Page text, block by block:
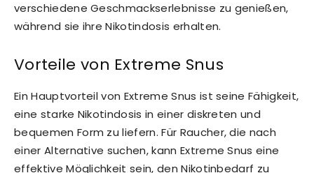
verschiedene Geschmackserlebnisse zu genießen,
während sie ihre Nikotindosis erhalten.
Vorteile von Extreme Snus
Ein Hauptvorteil von Extreme Snus ist seine Fähigkeit,
eine starke Nikotindosis in einer diskreten und
bequemen Form zu liefern. Für Raucher, die nach
einer Alternative suchen, kann Extreme Snus eine
effektive Möglichkeit sein, den Nikotinbedarf zu